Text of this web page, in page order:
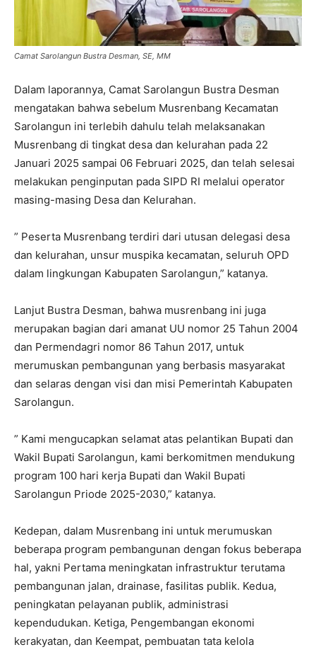
Camat Sarolangun Bustra Desman, SE, MM
Dalam laporannya, Camat Sarolangun Bustra Desman
mengatakan bahwa sebelum Musrenbang Kecamatan
Sarolangun ini terlebih dahulu telah melaksanakan
Musrenbang di tingkat desa dan kelurahan pada 22
Januari 2025 sampai 06 Februari 2025, dan telah selesai
melakukan penginputan pada SIPD RI melalui operator
masing-masing Desa dan Kelurahan.
” Peserta Musrenbang terdiri dari utusan delegasi desa
dan kelurahan, unsur muspika kecamatan, seluruh OPD
dalam lingkungan Kabupaten Sarolangun,” katanya.
Lanjut Bustra Desman, bahwa musrenbang ini juga
merupakan bagian dari amanat UU nomor 25 Tahun 2004
dan Permendagri nomor 86 Tahun 2017, untuk
merumuskan pembangunan yang berbasis masyarakat
dan selaras dengan visi dan misi Pemerintah Kabupaten
Sarolangun.
” Kami mengucapkan selamat atas pelantikan Bupati dan
Wakil Bupati Sarolangun, kami berkomitmen mendukung
program 100 hari kerja Bupati dan Wakil Bupati
Sarolangun Priode 2025-2030,” katanya.
Kedepan, dalam Musrenbang ini untuk merumuskan
beberapa program pembangunan dengan fokus beberapa
hal, yakni Pertama meningkatan infrastruktur terutama
pembangunan jalan, drainase, fasilitas publik. Kedua,
peningkatan pelayanan publik, administrasi
kependudukan. Ketiga, Pengembangan ekonomi
kerakyatan, dan Keempat, pembuatan tata kelola